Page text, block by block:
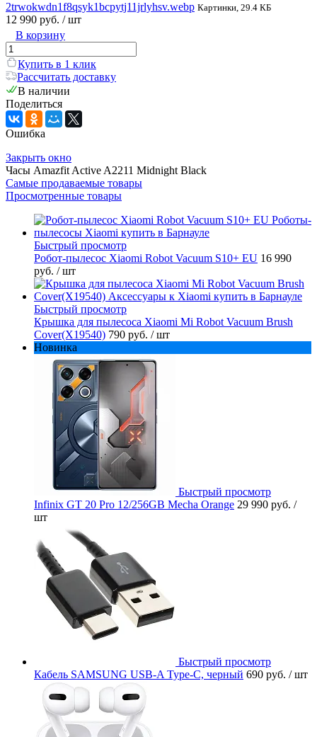
2trwokwdn1f8qsyk1bcpytj11jrlyhsv.webp Картинки, 29.4 КБ
12 990 руб. / шт
В корзину
Купить в 1 клик
Рассчитать доставку
В наличии
Поделиться
Ошибка
Закрыть окно
Часы Amazfit Active A2211 Midnight Black
Самые продаваемые товары
Просмотренные товары
Быстрый просмотр
Робот-пылесос Xiaomi Robot Vacuum S10+ EU 16 990
руб. / шт
Быстрый просмотр
Крышка для пылесоса Xiaomi Mi Robot Vacuum Brush
Cover(X19540) 790 руб. / шт
Новинка
Быстрый просмотр
Infinix GT 20 Pro 12/256GB Mecha Orange 29 990 руб. /
шт
Быстрый просмотр
Кабель SAMSUNG USB-A Type-C, черный 690 руб. / шт